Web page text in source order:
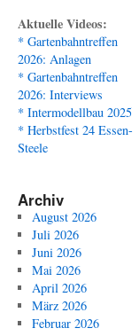
Aktuelle Videos:
* Gartenbahntreffen
2026: Anlagen
* Gartenbahntreffen
2026: Interviews
* Intermodellbau 2025
* Herbstfest 24 Essen-
Steele
Archiv
August 2026
Juli 2026
Juni 2026
Mai 2026
April 2026
März 2026
Februar 2026